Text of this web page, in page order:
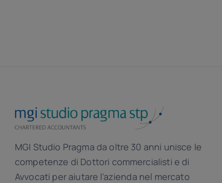
MGI Studio Pragma da oltre 30 anni unisce le
competenze di Dottori commercialisti e di
Avvocati per aiutare l’azienda nel mercato